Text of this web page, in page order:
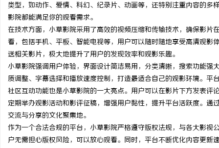
类型，如动作、爱情、科幻、纪录片、动画等，还特别注重内容的
影院都能满足你的观看需求。
在技术方面，小草影院采用了高效的视频压缩和传输技术，确保影
看，包括手机、平板、智能电视等，用户可以随时随地享受高清观
送相关影片，极大地提升了用户的发现效率和观影乐趣。
小草影院强调用户体验，界面设计简洁易用，分类清晰，搜索功能
质调整、字幕选择和播放速度控制，打造最适合自己的观影环境。平
社区互动功能也是小草影院的一大亮点。用户可以在影片下方发表
定期举办观影活动和影评征稿，增强用户黏性，提升平台活跃度。
交流与分享的文化聚集地。
作为一个合法合规的平台，小草影院严格遵守版权法规，与各大影
户无需担心版权风险，可以放心观看。同时，平台不断优化内容更新